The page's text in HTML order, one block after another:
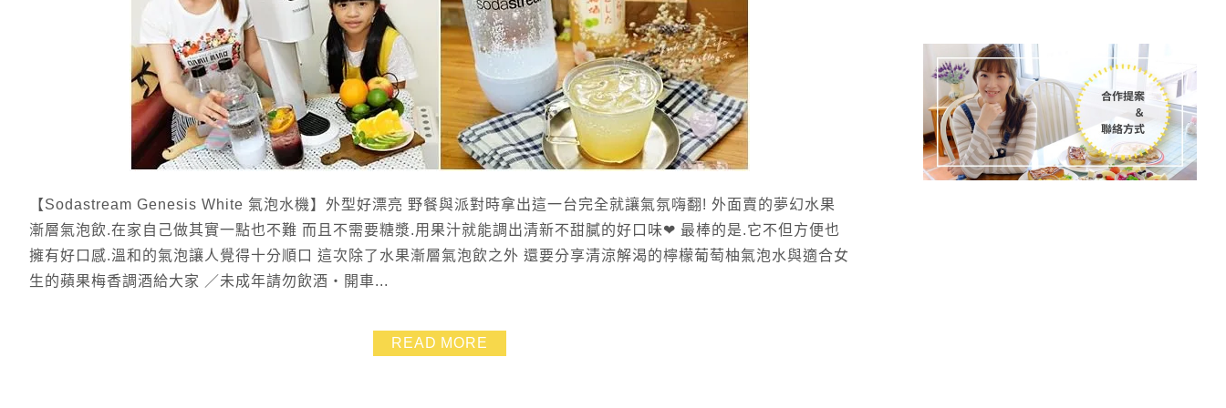
【Sodastream Genesis White 氣泡水機】外型好漂亮 野餐與派對時拿出這一台完全就讓氣氛嗨翻! 外面賣的夢幻水果
漸層氣泡飲.在家自己做其實一點也不難 而且不需要糖漿.用果汁就能調出清新不甜膩的好口味❤ 最棒的是.它不但方便也
擁有好口感.溫和的氣泡讓人覺得十分順口 這次除了水果漸層氣泡飲之外 還要分享清涼解渴的檸檬葡萄柚氣泡水與適合女
生的蘋果梅香調酒給大家 ／未成年請勿飲酒‧開車...
READ MORE